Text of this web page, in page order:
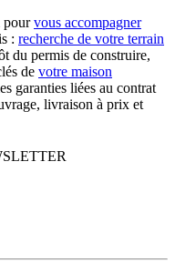
pourvous accompagner
: recherche de votre terrain
du permis de construire,
de votre maison
garanties liées au contrat
livraison à prix et